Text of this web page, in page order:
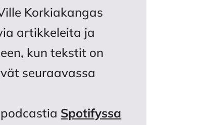
Korkiakangas
artikkeleita ja
kun tekstit on
seuraavassa
Spotifyssa